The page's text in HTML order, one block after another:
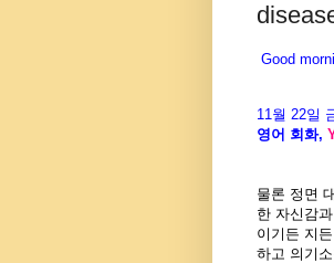
Good
11월 22일
영어 회화,
물론 정면
한 자신감
이기든 지
하고 의기